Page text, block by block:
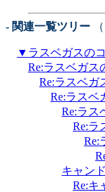
- 関連一覧ツリー
▼ ラスベガスの
Re:ラスベガス
Re:ラスベガ
Re:ラスベ
Re:ラス
Re:ラ
Re:
キャン
Re:キ